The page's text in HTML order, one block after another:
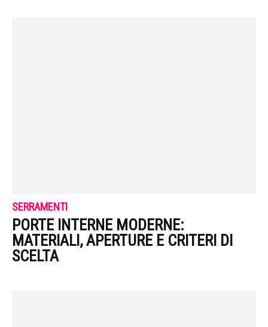
SERRAMENTI
PORTE INTERNE MODERNE:
MATERIALI, APERTURE E CRITERI DI
SCELTA